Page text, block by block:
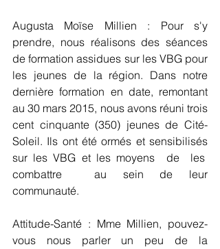
Augusta Moïse Millien : Pour s'y
prendre, nous réalisons des séances
de formation assidues sur les VBG pour
les jeunes de la région. Dans notre
dernière formation en date, remontant
au 30 mars 2015, nous avons réuni trois
cent cinquante (350) jeunes de Cité-
Soleil. Ils ont été ormés et sensibilisés
sur les VBG et les moyens  de  les
combattre  au sein de leur
communauté.
Attitude-Santé : Mme Millien, pouvez-
vous nous parler un peu de la